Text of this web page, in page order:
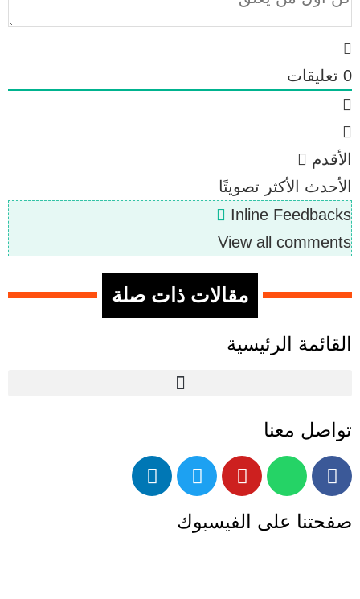
0 تعليقات
الأقدم
الأحدث
الأكثر تصويتًا
Inline Feedbacks
View all comments
مقالات ذات صلة
القائمة الرئيسية
تواصل معنا
صفحتنا على الفيسبوك